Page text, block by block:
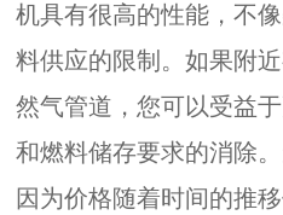
机具有很高的性能，不
料供应的限制。如果附
然气管道，您可以受益
和燃料储存要求的消除
因为价格随着时间的推